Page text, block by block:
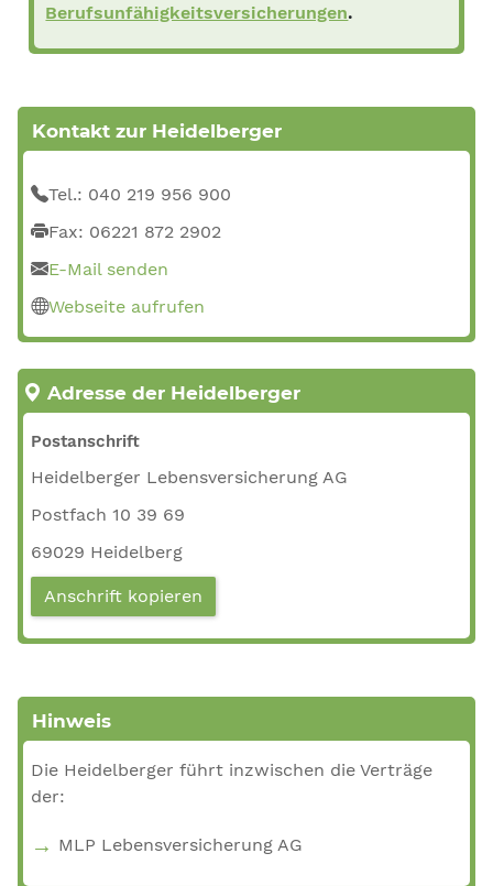
Berufsunfähigkeitsversicherungen.
Kontakt zur Heidelberger
Tel.: 040 219 956 900
Fax: 06221 872 2902
E-Mail senden
Webseite aufrufen
Adresse der Heidelberger
Postanschrift
Heidelberger Lebensversicherung AG
Postfach 10 39 69
69029 Heidelberg
Anschrift kopieren
Hinweis
Die Heidelberger führt inzwischen die Verträge
der:
MLP Lebensversicherung AG